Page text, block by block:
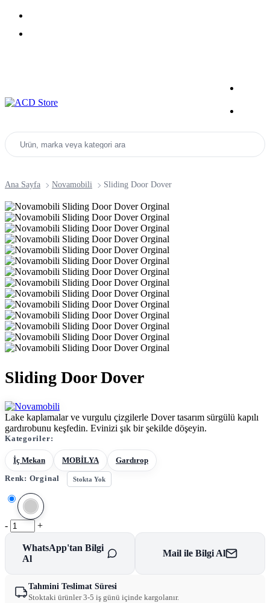
Ürün, marka veya kategori ara
Ana Sayfa Novamobili Sliding Door Dover
Sliding Door Dover
Lake kaplamalar ve vurgulu çizgilerle Dover tasarım sürgülü kapılı
gardırobunu keşfedin. Evinizi şık bir şekilde döşeyin.
Kategoriler:
İç Mekan MOBİLYA
Gardırop
Renk: Orginal Stokta Yok
- +
WhatsApp'tan Bilgi
Al
Mail ile Bilgi Al
Tahmini Teslimat Süresi
Stoktaki ürünler 3-5 iş günü içinde kargolanır.